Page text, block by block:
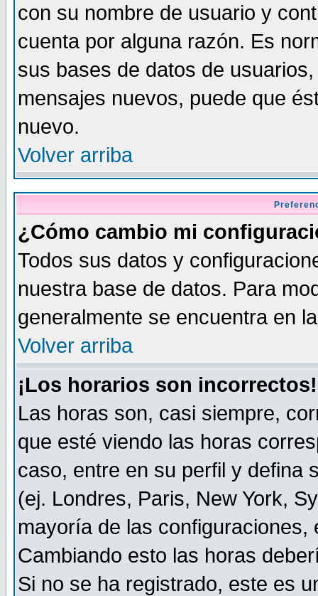
con su nombre de usuario y
cuenta por alguna razón. Es
sus bases de datos de
mensajes nuevos, puede que
nuevo.
Volver arriba
¿Cómo cambio mi
Todos sus datos y
nuestra base de datos. Para
generalmente se encuentra en
Volver arriba
¡Los horarios son incorrectos!
Las horas son, casi siempre,
que esté viendo las horas
caso, entre en su perfil y defina
(ej. Londres, Paris, New York,
mayoría de las
Cambiando esto las horas
Si no se ha registrado, este es